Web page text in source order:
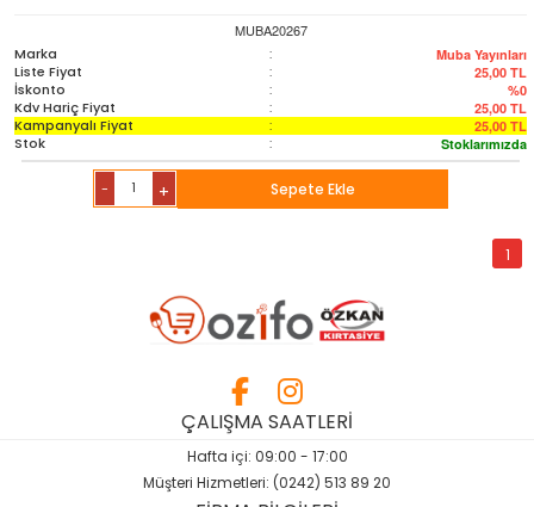
Yardımcı Kaynak Kitaplar
Ambalaj Ürünleri
MUBA20267
Marka
: Muba Yayınları
Liste Fiyat : 25,00 TL
İskonto : %0
Kdv Hariç Fiyat : 25,00 TL
Kampanyalı Fiyat : 25,00 TL
Stok : Stoklarımızda
- + Sepete Ekle
1
ÇALIŞMA SAATLERİ
Hafta içi: 09:00 - 17:00
Müşteri Hizmetleri: (0242) 513 89 20